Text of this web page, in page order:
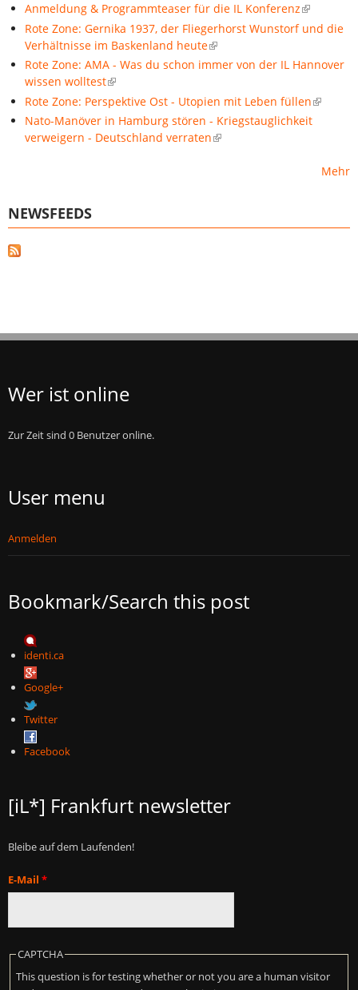
Anmeldung & Programmteaser für die IL Konferenz
Rote Zone: Gernika 1937, der Fliegerhorst Wunstorf und die
Verhältnisse im Baskenland heute
Rote Zone: AMA - Was du schon immer von der IL Hannover
wissen wolltest
Rote Zone: Perspektive Ost - Utopien mit Leben füllen
Nato-Manöver in Hamburg stören - Kriegstauglichkeit
verweigern - Deutschland verraten
Mehr
NEWSFEEDS
Wer ist online
Zur Zeit sind 0 Benutzer online.
User menu
Anmelden
Bookmark/Search this post
identi.ca
Google+
Twitter
Facebook
[iL*] Frankfurt newsletter
Bleibe auf dem Laufenden!
E-Mail *
CAPTCHA
This question is for testing whether or not you are a human visitor